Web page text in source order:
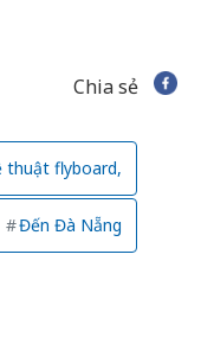
Chia sẻ
thuật flyboard,
Đến Đà Nẵng